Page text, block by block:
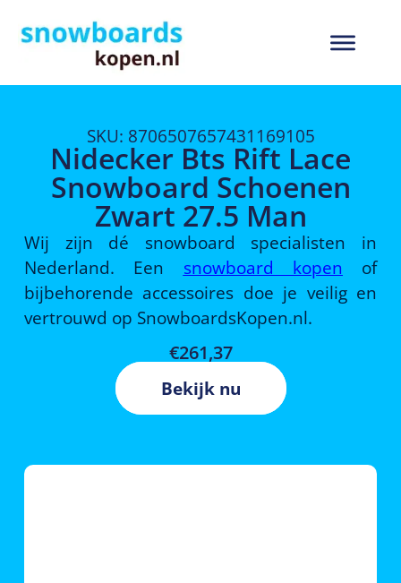
SKU: 8706507657431169105
Nidecker Bts Rift Lace
Snowboard Schoenen
Zwart 27.5 Man
Wij zijn dé snowboard specialisten in
Nederland. Een snowboard kopen of
bijbehorende accessoires doe je veilig en
vertrouwd op SnowboardsKopen.nl.
€261,37
Bekijk nu